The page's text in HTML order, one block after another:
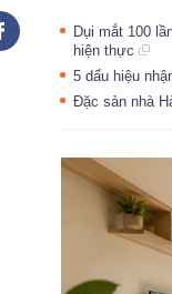
Dụi mắt 100
hiện thực
5 dấu hiệu
Đặc sản nhà